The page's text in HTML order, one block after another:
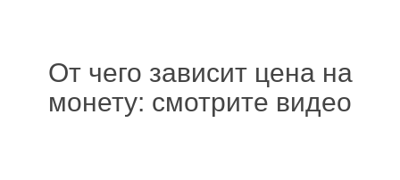
От чего зависит цена на
монету: смотрите видео